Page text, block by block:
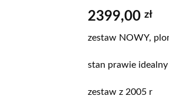
2399,00 zł
zestaw NOWY,
stan prawie idealny
zestaw z 2005 r